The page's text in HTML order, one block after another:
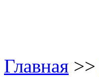
Главная >>